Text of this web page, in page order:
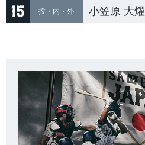
投・内・外 小笠原 大燿